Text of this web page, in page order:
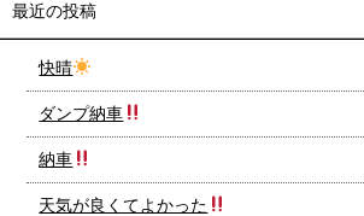
最近の投稿
快晴
ダンプ納車
納車
天気が良くてよかった